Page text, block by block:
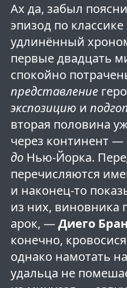
Ах да, забыл
эпизод по
удлинённый
первые двадцать
спокойно
представление
экспозицию и
вторая половина
через континент —
доНью-Йорка.
перечисляются
и наконец-то
из них, виновника
арок, —Диего
конечно,
однако намотать
удальца не